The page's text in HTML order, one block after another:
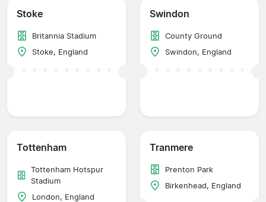
Stoke
Britannia Stadium
Stoke, England
Swindon
County Ground
Swindon, England
Tottenham
Tottenham Hotspur
Stadium
London, England
Tranmere
Prenton Park
Birkenhead, England